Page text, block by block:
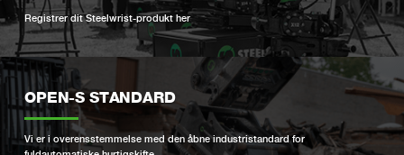
Registrer dit Steelwrist-produkt her
OPEN-S STANDARD
Vi er i overensstemmelse med den åbne industristandard for